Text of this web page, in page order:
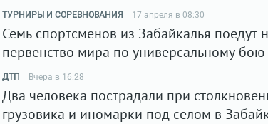
ТУРНИРЫ И СОРЕВНОВАНИЯ 17 апреля в 08:30
Семь спортсменов из Забайкалья поедут
первенство мира по универсальному бою
ДТП Вчера в 16:28
Два человека пострадали при
грузовика и иномарки под селом в